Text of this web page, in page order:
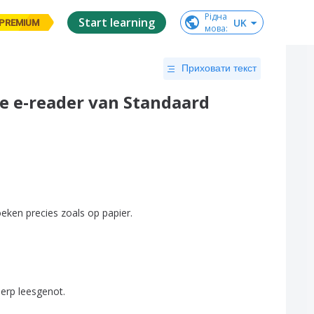
Start learning
Рідна
мова: UK
Приховати текст
e-reader van Standaard
precies zoals op papier.
leesgenot.